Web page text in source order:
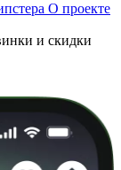
О проекте
и скидки